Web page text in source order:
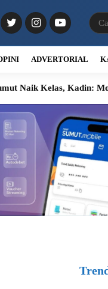
ADVERTORIAL
Momentum